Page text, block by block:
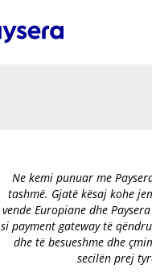
Ne kemi punuar me
tashmë. Gjatë kësaj kohe
vende Europiane dhe
si payment gateway të
dhe të besueshme dhe
secilën prej